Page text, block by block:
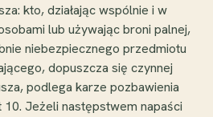
kto, działając wspólnie i w
lub używając broni palnej,
niebezpiecznego przedmiotu
dopuszcza się czynnej
podlega karze pozbawienia
Jeżeli następstwem napaści